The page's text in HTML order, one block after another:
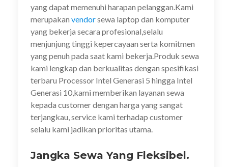
yang dapat memenuhi harapan pelanggan.Kami
merupakan vendorsewa laptop dan komputer
yang bekerja secara profesional,selalu
menjunjung tinggi kepercayaan serta komitmen
yang penuh pada saat kami bekerja.Produk sewa
kami lengkap dan berkualitas dengan spesifikasi
terbaru Processor Intel Generasi 5 hingga Intel
Generasi 10,kami memberikan layanan sewa
kepada customer dengan harga yang sangat
terjangkau, service kami terhadap customer
selalu kami jadikan prioritas utama.
Jangka Sewa Yang Fleksibel.